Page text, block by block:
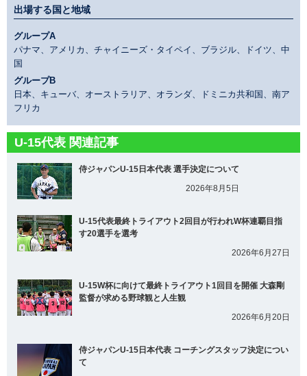
出場する国と地域
グループA
パナマ、アメリカ、チャイニーズ・タイペイ、ブラジル、ドイツ、中
国
グループB
日本、キューバ、オーストラリア、オランダ、ドミニカ共和国、南ア
フリカ
U-15代表 関連記事
侍ジャパンU-15日本代表 選手決定について
2026年8月5日
U-15代表最終トライアウト2回目が行われW杯連覇目指
す20選手を選考
2026年6月27日
U-15W杯に向けて最終トライアウト1回目を開催 大森剛
監督が求める野球観と人生観
2026年6月20日
侍ジャパンU-15日本代表 コーチングスタッフ決定につい
て